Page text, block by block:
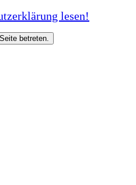
lesen!
betreten.